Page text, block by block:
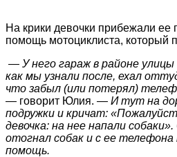
На крики девочки прибежали ее
помощь мотоциклиста, который
— У него гараж в районе улицы
как мы узнали после, ехал
что забыл (или потерял)
— говорит Юлия. — И тут на
подружки и кричат:
девочка: на нее напали
отогнал собак и с ее телефона
помощь.